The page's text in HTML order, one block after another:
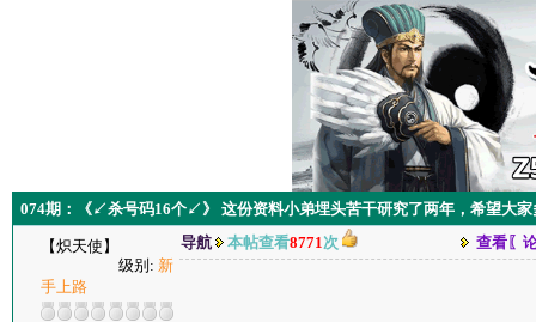
074期：《↙杀号码16个↙》 这份资料小弟埋头苦干研究了两年，希望大家
【炽天使】
级别: 新
手上路
导航 本帖查看8771次 查看〖